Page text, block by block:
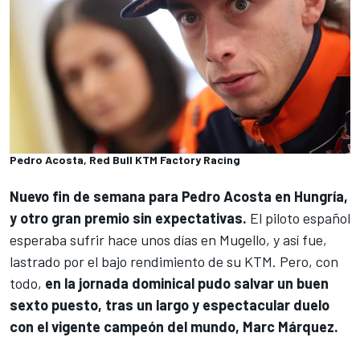
Pedro Acosta, Red Bull KTM Factory Racing
Nuevo fin de semana para Pedro Acosta en Hungría,
y otro gran premio sin expectativas. El piloto español
esperaba sufrir hace unos días en Mugello, y así fue,
lastrado por el bajo rendimiento de su KTM. Pero, con
todo, en la jornada dominical pudo salvar un buen
sexto puesto, tras un largo y espectacular duelo
con el vigente campeón del mundo, Marc Márquez.